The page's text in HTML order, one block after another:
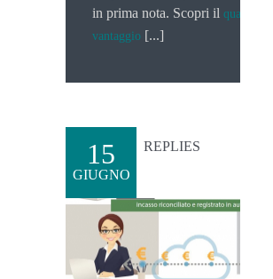
in prima nota. Scopri il quarto
vantaggio [...]
15
GIUGNO
REPLIES